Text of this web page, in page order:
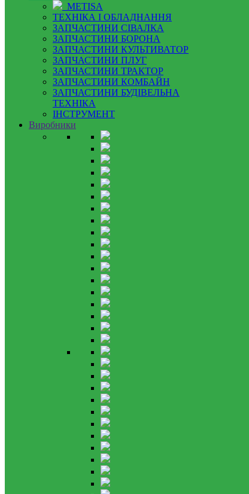
METISA
ТЕХНІКА І ОБЛАДНАННЯ
ЗАПЧАСТИНИ СІВАЛКА
ЗАПЧАСТИНИ БОРОНА
ЗАПЧАСТИНИ КУЛЬТИВАТОР
ЗАПЧАСТИНИ ПЛУГ
ЗАПЧАСТИНИ ТРАКТОР
ЗАПЧАСТИНИ КОМБАЙН
ЗАПЧАСТИНИ БУДІВЕЛЬНА
ТЕХНІКА
ІНСТРУМЕНТ
Виробники